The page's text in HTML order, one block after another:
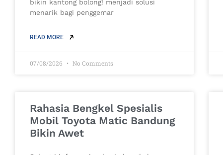
bikin kantong bolong! menjadi solusi
menarik bagi penggemar
READ MORE
07/08/2026 No Comments
Rahasia Bengkel Spesialis
Mobil Toyota Matic Bandung
Bikin Awet